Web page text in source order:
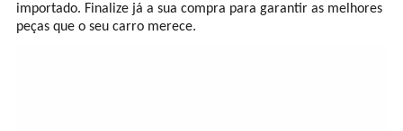
importado. Finalize já a sua compra para garantir as melhores
peças que o seu carro merece.